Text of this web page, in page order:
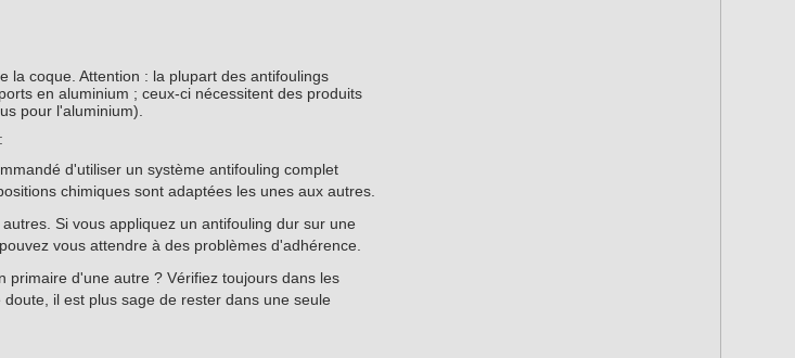
la coque. Attention : la plupart des antifoulings
en aluminium ; ceux-ci nécessitent des produits
pour l'aluminium).
d'utiliser un système antifouling complet
chimiques sont adaptées les unes aux autres.
Si vous appliquez un antifouling dur sur une
vous attendre à des problèmes d'adhérence.
primaire d'une autre ? Vérifiez toujours dans les
il est plus sage de rester dans une seule